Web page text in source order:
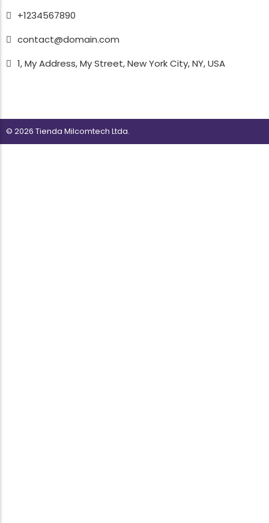
+1234567890
contact@domain.com
1, My Address, My Street, New York City, NY, USA
© 2026 Tienda Milcomtech Ltda.